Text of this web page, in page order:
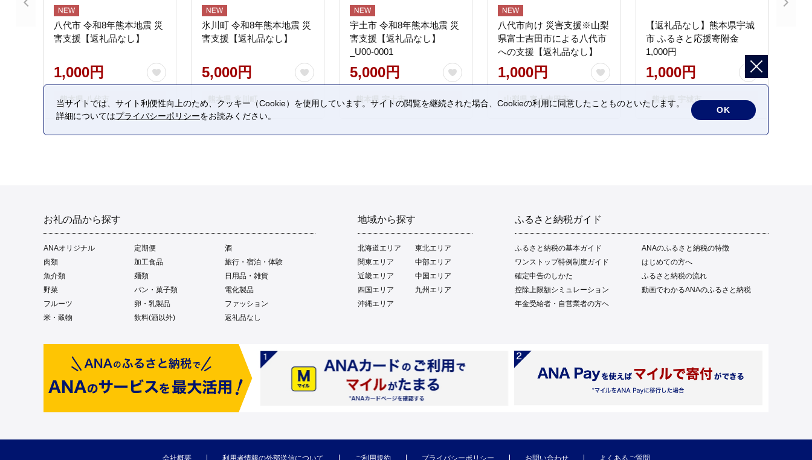
八代市 令和8年熊本地震 災
害支援【返礼品なし】
1,000円
熊本県 八代市
氷川町 令和8年熊本地震 災
害支援【返礼品なし】
5,000円
熊本県 氷川町
宇土市 令和8年熊本地震 災
害支援【返礼品なし】
_U00-0001
5,000円
熊本県 宇土市
八代市向け 災害支援※山梨
県富士吉田市による八代市
への支援【返礼品なし】
1,000円
山梨県 富士吉田市
【返礼品なし】熊本県宇城
市 ふるさと応援寄附金
1,000円
1,000円
熊本県 宇城市
お礼の品から探す
ANAオリジナル 定期便
酒
肉類
加工食品
旅行・宿泊・体験
魚介類
麺類
日用品・雑貨
野菜
パン・菓子類
電化製品
フルーツ
卵・乳製品
ファッション
米・穀物
飲料(酒以外) 返礼品なし
地域から探す
北海道エリア
東北エリア
関東エリア
中部エリア
近畿エリア
中国エリア
四国エリア
九州エリア
沖縄エリア
ふるさと納税ガイド
ふるさと納税の基本ガイド
ANAのふるさと納税の特徴
ワンストップ特例制度ガイド
はじめての方へ
確定申告のしかた
ふるさと納税の流れ
控除上限額シミュレーション
動画でわかるANAのふるさと納税
年金受給者・自営業者の方へ
会社概要 利用者情報の外部送信について ご利用規約 プライバシーポリシー お問い合わせ よくあるご質問
当サイトでは、サイト利便性向上のため、クッキー（Cookie）を使用しています。サイトの閲覧を継続された場合、Cookieの利用に同意したことものといたします。
詳細についてはプライバシーポリシーをお読みください。
OK